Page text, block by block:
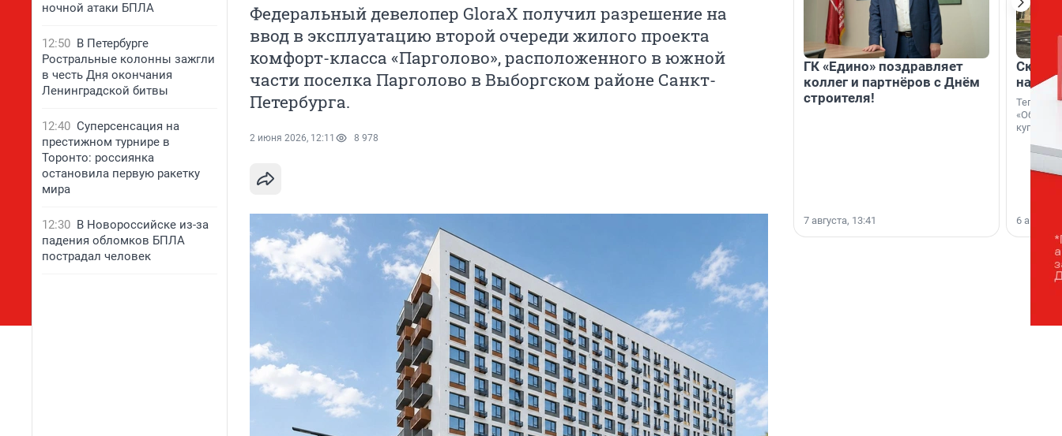
ночной атаки БПЛА
12:50 В Петербурге
Ростральные колонны зажгли
в честь Дня окончания
Ленинградской битвы
12:40 Суперсенсация на
престижном турнире в
Торонто: россиянка
остановила первую ракетку
мира
12:30 В Новороссийске из-за
падения обломков БПЛА
пострадал человек
Федеральный девелопер GloraX получил разрешение на
ввод в эксплуатацию второй очереди жилого проекта
комфорт-класса «Парголово», расположенного в южной
части поселка Парголово в Выборгском районе Санкт-
Петербурга.
2 июня 2026, 12:11 8 978
ГК «Едино» поздравляет
коллег и партнёров с Днём
строителя!
7 августа, 13:41
на
Теперь
купить
6